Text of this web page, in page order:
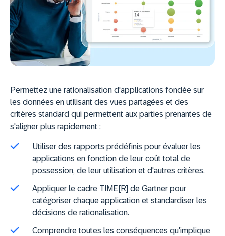
Permettez une rationalisation d'applications fondée sur
les données en utilisant des vues partagées et des
critères standard qui permettent aux parties prenantes de
s'aligner plus rapidement :
Utiliser des rapports prédéfinis pour évaluer les
applications en fonction de leur coût total de
possession, de leur utilisation et d'autres critères.
Appliquer le cadre TIME[R] de Gartner pour
catégoriser chaque application et standardiser les
décisions de rationalisation.
Comprendre toutes les conséquences qu'implique